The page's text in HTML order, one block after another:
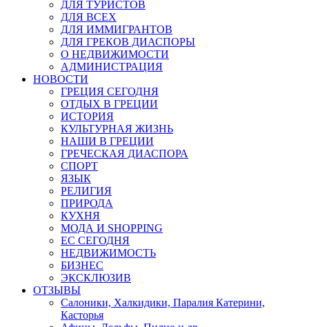
ДЛЯ ТУРИСТОВ
ДЛЯ ВСЕХ
ДЛЯ ИММИГРАНТОВ
ДЛЯ ГРЕКОВ ДИАСПОРЫ
О НЕДВИЖИМОСТИ
АДМИНИСТРАЦИЯ
НОВОСТИ
ГРЕЦИЯ СЕГОДНЯ
ОТДЫХ В ГРЕЦИИ
ИСТОРИЯ
КУЛЬТУРНАЯ ЖИЗНЬ
НАШИ В ГРЕЦИИ
ГРЕЧЕСКАЯ ДИАСПОРА
СПОРТ
ЯЗЫК
РЕЛИГИЯ
ПРИРОДА
КУХНЯ
МОДА И SHOPPING
ЕС СЕГОДНЯ
НЕДВИЖИМОСТЬ
БИЗНЕС
ЭКСКЛЮЗИВ
ОТЗЫВЫ
Салоники, Халкидики, Паралия Катерини,
Касторья